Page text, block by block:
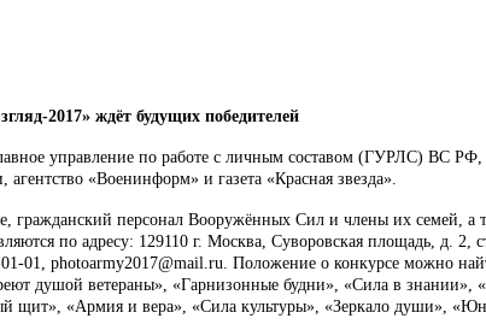
2017» ждёт будущих победителей
управление по работе с личным составом (ГУРЛС) ВС
«Военинформ» и газета «Красная звезда».
гражданский персонал Вооружённых Сил и члены их семей,
по адресу: 129110 г. Москва, Суворовская площадь, д.
01, photoarmy2017@mail.ru. Положение о конкурсе можно
душой ветераны», «Гарнизонные будни», «Сила в
щит», «Армия и вера», «Сила культуры», «Зеркало души»,